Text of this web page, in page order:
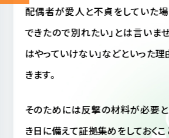
配偶者に不審を感じ、配偶者の
合、相手がいま何をしているのか
てしょうがない事と思います。
ません。仮に配偶者が不貞行動を
にしても、真実を知ることによって